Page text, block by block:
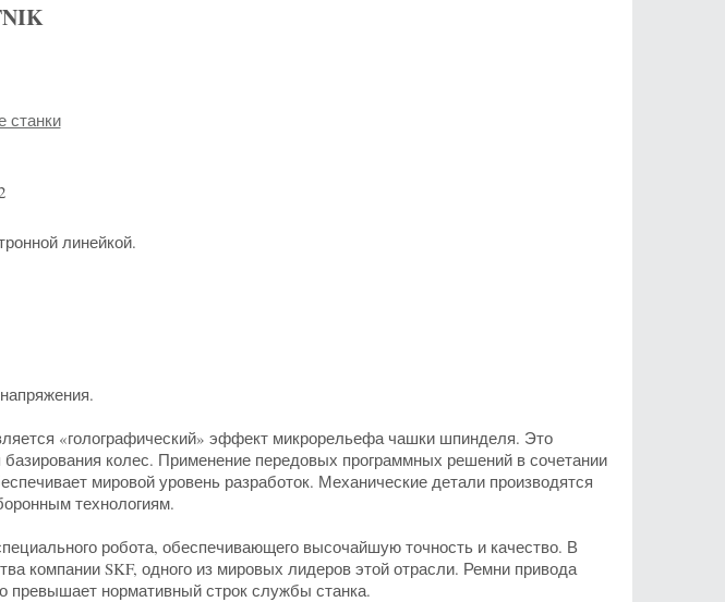
станки
линейкой.
«голографический» эффект микрорельефа чашки шпинделя. Это
колес. Применение передовых программных решений в сочетании
мировой уровень разработок. Механические детали производятся
технологиям.
робота, обеспечивающего высочайшую точность и качество. В
компании SKF, одного из мировых лидеров этой отрасли. Ремни привода
превышает нормативный строк службы станка.